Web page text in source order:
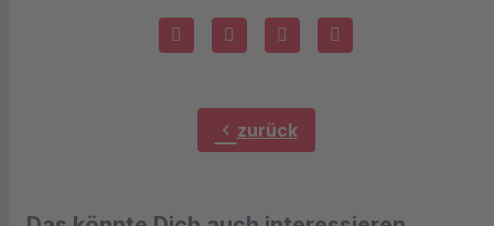
chevron_left zurück